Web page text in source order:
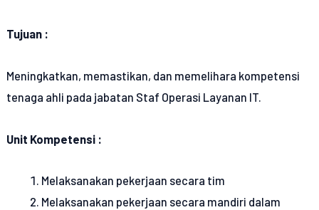
Tujuan :
Meningkatkan, memastikan, dan memelihara kompetensi
tenaga ahli pada jabatan Staf Operasi Layanan IT.
Unit Kompetensi :
Melaksanakan pekerjaan secara tim
Melaksanakan pekerjaan secara mandiri dalam